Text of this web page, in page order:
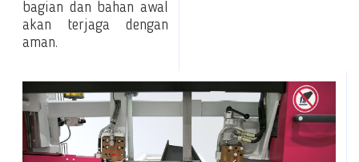
bagian dan bahan awal
akan terjaga dengan
aman.